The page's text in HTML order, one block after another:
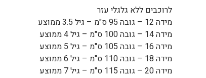
לרוכבים ללא גלגלי עזר
מידה 12 – גובה 95 ס"מ – גיל 3.5 ממוצע
מידה 14 – גובה 100 ס"מ – גיל 4 ממוצע
מידה 16 – גובה 105 ס"מ – גיל 5 ממוצע
מידה 18 – גובה 110 ס"מ – גיל 6 ממוצע
מידה 20 – גובה 115 ס"מ – גיל 7 ממוצע